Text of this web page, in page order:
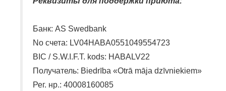
Банк: AS Swedbank
No счета: LV04HABA0551049554723
BIC / S.W.I.F.T. kods: HABALV22
Получатель: Biedrība «Otrā māja dzīvniekiem»
Рег. нр.: 40008160085